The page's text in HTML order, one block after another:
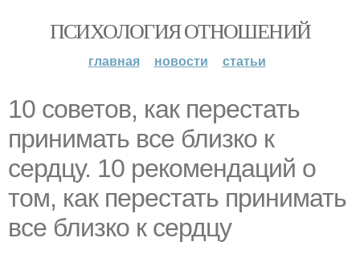
ПСИХОЛОГИЯ ОТНОШЕНИЙ
главная новости статьи
10 советов, как перестать
принимать все близко к
сердцу. 10 рекомендаций о
том, как перестать принимать
все близко к сердцу